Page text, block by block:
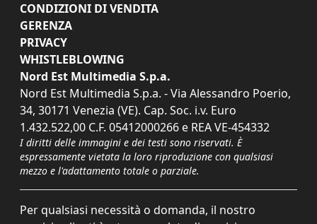
CONDIZIONI DI VENDITA
GERENZA
PRIVACY
WHISTLEBLOWING
Nord Est Multimedia S.p.a.
Nord Est Multimedia S.p.a. - Via Alessandro Poerio,
34, 30171 Venezia (VE). Cap. Soc. i.v. Euro
1.432.522,00 C.F. 05412000266 e REA VE-454332
I diritti delle immagini e dei testi sono riservati. È
espressamente vietata la loro riproduzione con qualsiasi
mezzo e l'adattamento totale o parziale.
Per qualsiasi necessità o domanda, il nostro